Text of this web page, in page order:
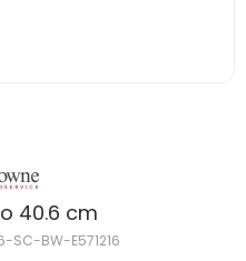
40.6 cm
SC-BW-E571216